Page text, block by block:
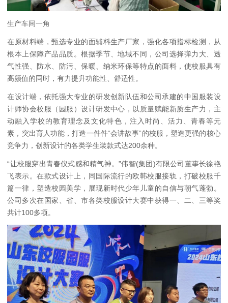
生产车间一角
在原材料端，甄选专业的面辅料生产厂家，强化各项指标检测，从
根本上保障产品品质。根据季节、地域不同，公司选择弹力大、透
气性强、防水、防污、保暖、纳米环保等特点的面料，使校服具有
高颜值的同时，有力提升功能性、舒适性。
在设计端，依托强大专业的研发创新队伍和公司承建的中国服装设
计师协会校服（园服）设计研发中心，以质量赋能新质生产力，主
动融入学校的教育理念及文化特色，注入时尚、活力、青春等元
素，突出育人功能，打造一件件“会讲故事”的校服，塑造更强的核心
竞争力，创新设计的各类学生装款式达200余种。
“让校服穿出青春仪式感和精气神。”伟智(集团)有限公司董事长徐艳
飞表示。在款式设计上，同国际流行的欧韩校服接轨，打破校服千
篇一律，塑造校园美学，展现新时代少年儿童的自信与朝气蓬勃。
公司多次在国家、省、市各类校服设计大赛中获得一、二、三等奖
共计100多项。